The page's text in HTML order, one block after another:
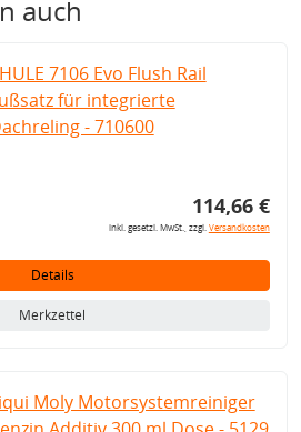
auch
7106 Evo Flush Rail
für integrierte
- 710600
114,66 €
inkl. gesetzl. MwSt., zzgl.Versandkosten
Details
Merkzettel
Moly Motorsystemreiniger